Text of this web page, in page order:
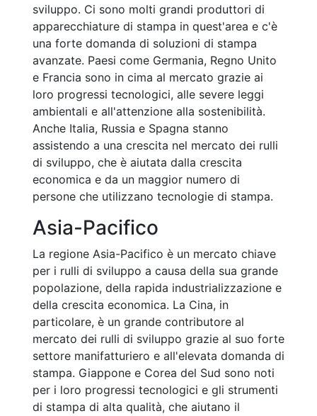
sviluppo. Ci sono molti grandi produttori di
apparecchiature di stampa in quest'area e c'è
una forte domanda di soluzioni di stampa
avanzate. Paesi come Germania, Regno Unito
e Francia sono in cima al mercato grazie ai
loro progressi tecnologici, alle severe leggi
ambientali e all'attenzione alla sostenibilità.
Anche Italia, Russia e Spagna stanno
assistendo a una crescita nel mercato dei rulli
di sviluppo, che è aiutata dalla crescita
economica e da un maggior numero di
persone che utilizzano tecnologie di stampa.
Asia-Pacifico
La regione Asia-Pacifico è un mercato chiave
per i rulli di sviluppo a causa della sua grande
popolazione, della rapida industrializzazione e
della crescita economica. La Cina, in
particolare, è un grande contributore al
mercato dei rulli di sviluppo grazie al suo forte
settore manifatturiero e all'elevata domanda di
stampa. Giappone e Corea del Sud sono noti
per i loro progressi tecnologici e gli strumenti
di stampa di alta qualità, che aiutano il